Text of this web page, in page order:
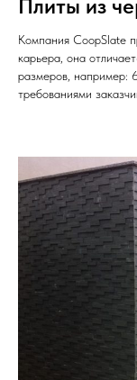
Плиты из
Компания CoopSlate
карьера, она
размеров, например:
требованиями